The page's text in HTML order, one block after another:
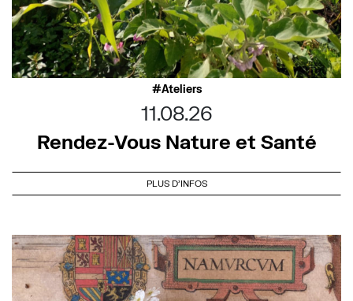
Ateliers
11.08.26
Rendez-Vous Nature et Santé
PLUS D'INFOS